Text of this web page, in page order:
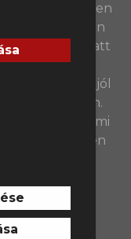
a siker teljesen
inkább Kieran
A két év alatt
különösen a jól
köszönhetően.
és mi
és miben